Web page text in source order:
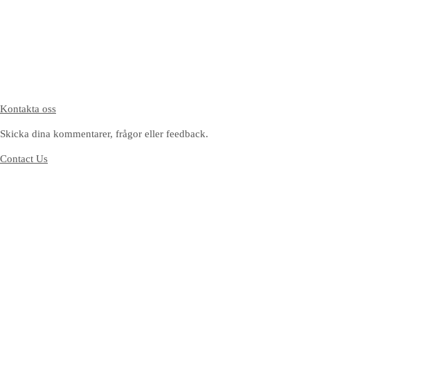
Kontakta oss
Skicka dina kommentarer, frågor eller feedback.
Contact Us